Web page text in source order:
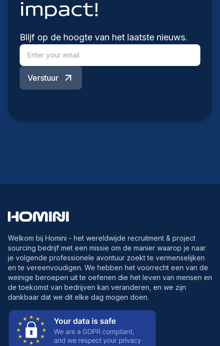
impact!
Blijf op de hoogte van het laatste nieuws.
Verstuur
Welkom bij Homini - het wereldwijde recruitment & project
sourcing bedrijf met een missie om de manier waarop je naar
je volgende professionele avontuur zoekt te vermenselijken
en te vereenvoudigen. We hebben het voorrecht een van de
weinige beroepen uit te oefenen die het leven van mensen en
de toekomst van bedrijven kan veranderen, en we zijn
dankbaar dat we dit elke dag mogen doen.